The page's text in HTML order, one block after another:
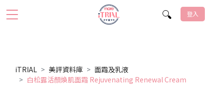
登入
iTRIAL 美評資料庫
面霜及乳液
白松露活顏煥肌面霜 Rejuvenating Renewal Cream